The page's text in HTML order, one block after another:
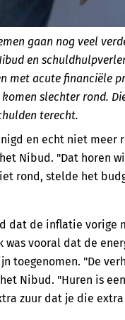
gaan nog veel
en
met acute financiële
slechter rond.
terecht.
en echt niet
Nibud. "Dat horen
rond, stelde het
dat de inflatie vorige
was vooral dat de
toegenomen. "De
Nibud. "Huren is
zuur dat je die